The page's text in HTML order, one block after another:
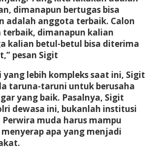
dimanapun bertugas bisa
adalah anggota terbaik. Calon
terbaik, dimanapun kalian
kalian betul-betul bisa diterima
pesan Sigit
lebih kompleks saat ini, Sigit
taruna-taruni untuk berusaha
yang baik. Pasalnya, Sigit
dewasa ini, bukanlah institusi
muda harus mampu
apa yang menjadi